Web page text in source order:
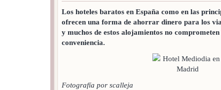
Los hoteles baratos en España como en las
ofrecen una forma de ahorrar dinero para los
y muchos de estos alojamientos no
conveniencia.
Fotografía por scalleja